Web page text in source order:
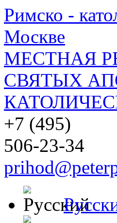
Римско -
Москве
МЕСТНАЯ
СВЯТЫХ
+7 (495)
506-23-34